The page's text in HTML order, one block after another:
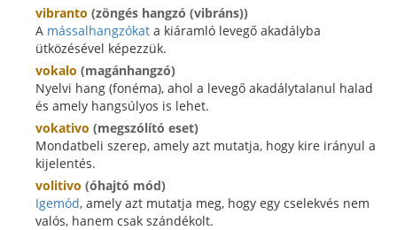
vibranto (zöngés hangzó (vibráns))
A mássalhangzókat a kiáramló levegő akadályba
ütközésével képezzük.
vokalo (magánhangzó)
Nyelvi hang (fonéma), ahol a levegő akadálytalanul halad
és amely hangsúlyos is lehet.
vokativo (megszólító eset)
Mondatbeli szerep, amely azt mutatja, hogy kire irányul a
kijelentés.
volitivo (óhajtó mód)
Igemód, amely azt mutatja meg, hogy egy cselekvés nem
valós, hanem csak szándékolt.